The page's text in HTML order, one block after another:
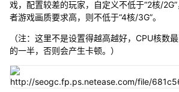
戏，配置较差的玩家，自定义不低于“2核/
者游戏画质要求高，则不低于“4核/3G”。
（注：这里不是设置得越高越好，CPU核数
的一半，否则会产生卡顿。）